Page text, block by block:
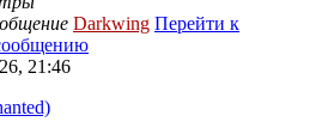
Darkwing Перейти к
21:46